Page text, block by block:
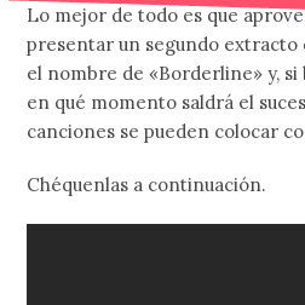
Lo mejor de todo es que
presentar un segundo extracto
el nombre de «Borderline» y,
en qué momento saldrá el
canciones se pueden colocar
Chéquenlas a continuación.